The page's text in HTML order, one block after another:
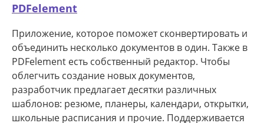
PDFelement
Приложение, которое поможет сконвертировать и
объединить несколько документов в один. Также в
PDFelement есть собственный редактор. Чтобы
облегчить создание новых документов,
разработчик предлагает десятки различных
шаблонов: резюме, планеры, календари, открытки,
школьные расписания и прочие. Поддерживается